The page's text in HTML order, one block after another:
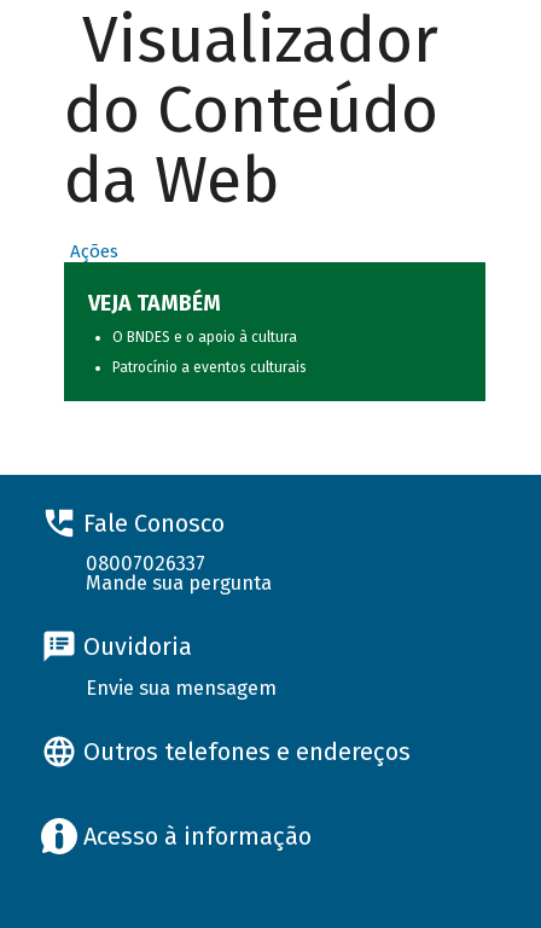
Visualizador
do Conteúdo
da Web
Ações
VEJA TAMBÉM
O BNDES e o apoio à cultura
Patrocínio a eventos culturais
Fale Conosco
08007026337
Mande sua pergunta
Ouvidoria
Envie sua mensagem
Outros telefones e endereços
Acesso à informação